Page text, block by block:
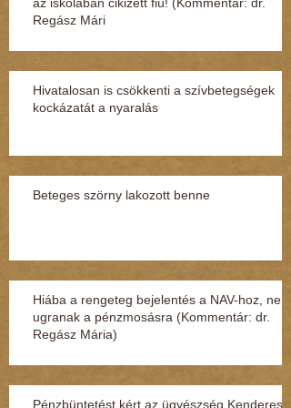
Regász Mári
Hivatalosan is csökkenti a szívbetegségek
kockázatát a nyaralás
Beteges szörny lakozott benne
Hiába a rengeteg bejelentés a NAV-hoz, nem
ugranak a pénzmosásra (Kommentár: dr.
Regász Mária)
Pénzbüntetést kért az ügyészség Kenderesi